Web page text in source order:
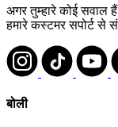
अगर तुम्हारे कोई सवाल
हमारे कस्टमर सपोर्ट से
बोली